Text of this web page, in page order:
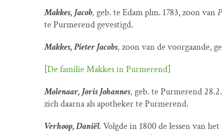
Makkes, Jacob, geb. te Edam plm. 1783, zoon van
te Purmerend gevestigd.
Makkes, Pieter Jacobs, zoon van de voorgaande,
[De familie Makkes in Purmerend]
Molenaar, Joris Johannes, geb. te Purmerend
zich daarna als apotheker te Purmerend.
Verhoop, Daniël. Volgde in 1800 de lessen van